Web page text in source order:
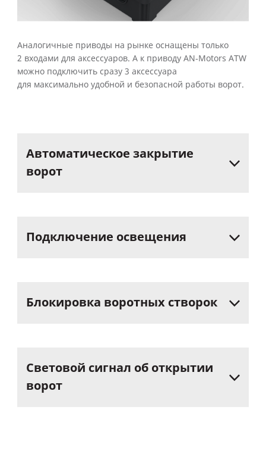
Аналогичные приводы на рынке оснащены только
2 входами для аксессуаров. А к приводу AN‑Motors ATW
можно подключить сразу 3 аксессуара
для максимально удобной и безопасной работы ворот.
Автоматическое закрытие
ворот
Подключение освещения
Блокировка воротных створок
Световой сигнал об открытии
ворот